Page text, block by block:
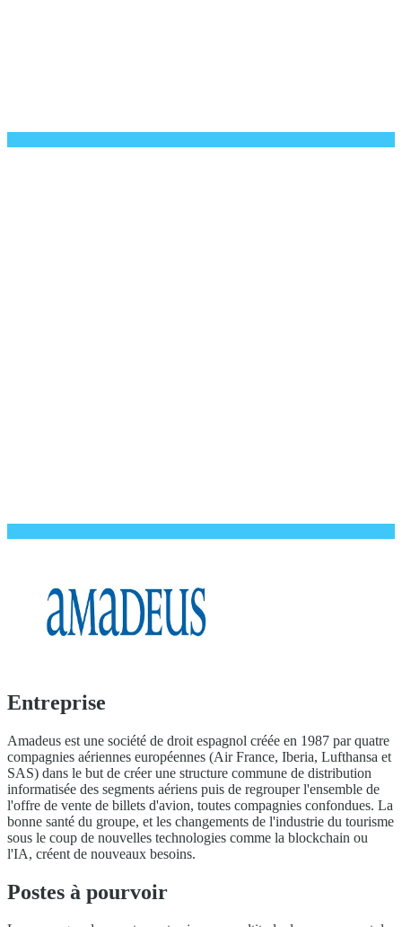
Entreprise
Amadeus est une société de droit espagnol créée en 1987 par quatre
compagnies aériennes européennes (Air France, Iberia, Lufthansa et
SAS) dans le but de créer une structure commune de distribution
informatisée des segments aériens puis de regrouper l'ensemble de
l'offre de vente de billets d'avion, toutes compagnies confondues. La
bonne santé du groupe, et les changements de l'industrie du tourisme
sous le coup de nouvelles technologies comme la blockchain ou
l'IA, créent de nouveaux besoins.
Postes à pourvoir